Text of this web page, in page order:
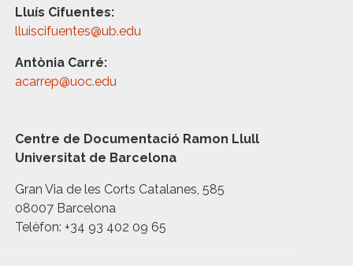
Lluís Cifuentes:
lluiscifuentes@ub.edu
Antònia Carré:
acarrep@uoc.edu
Centre de Documentació Ramon Llull
Universitat de Barcelona
Gran Via de les Corts Catalanes, 585
08007 Barcelona
Telèfon: +34 93 402 09 65